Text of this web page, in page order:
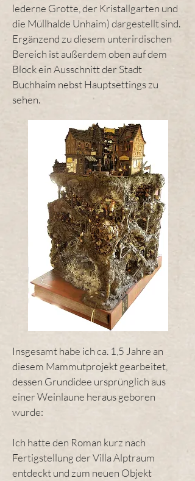
lederne Grotte, der Kristallgarten und
die Müllhalde Unhaim) dargestellt sind.
Ergänzend zu diesem unterirdischen
Bereich ist außerdem oben auf dem
Block ein Ausschnitt der Stadt
Buchhaim nebst Hauptsettings zu
sehen.
Insgesamt habe ich ca. 1,5 Jahre an
diesem Mammutprojekt gearbeitet,
dessen Grundidee ursprünglich aus
einer Weinlaune heraus geboren
wurde:
Ich hatte den Roman kurz nach
Fertigstellung der Villa Alptraum
entdeckt und zum neuen Objekt